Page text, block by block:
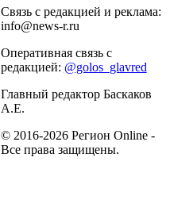
Связь с редакцией и реклама:
info@news-r.ru
Оперативная связь с
редакцией: @golos_glavred
Главный редактор Баскаков
А.Е.
© 2016-2026 Регион Online -
Все права защищены.